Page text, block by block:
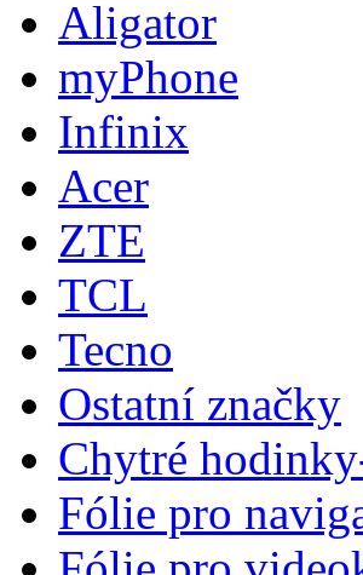
Aligator
myPhone
Infinix
Acer
ZTE
TCL
Tecno
Ostatní značky
Chytré
Fólie pro